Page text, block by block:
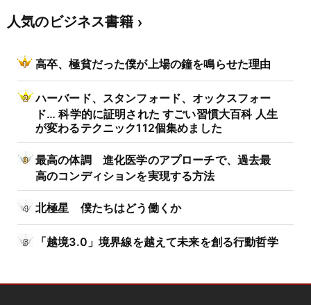
人気のビジネス書籍
高卒、極貧だった僕が上場の鐘を鳴らせた理由
ハーバード、スタンフォード、オックスフォー
ド… 科学的に証明された すごい習慣大百科 人生
が変わるテクニック112個集めました
最高の体調 進化医学のアプローチで、過去最
高のコンディションを実現する方法
北極星 僕たちはどう働くか
「越境3.0」境界線を越えて未来を創る行動哲学